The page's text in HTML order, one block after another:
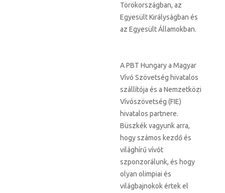
Törökországban, az
Egyesült Királyságban és
az Egyesült Államokban.
A PBT Hungary a Magyar
Vívó Szövetség hivatalos
szállítója és a Nemzetközi
Vívószövetség (FIE)
hivatalos partnere.
Büszkék vagyunk arra,
hogy számos kezdő és
világhírű vívót
szponzorálunk, és hogy
olyan olimpiai és
világbajnokok értek el